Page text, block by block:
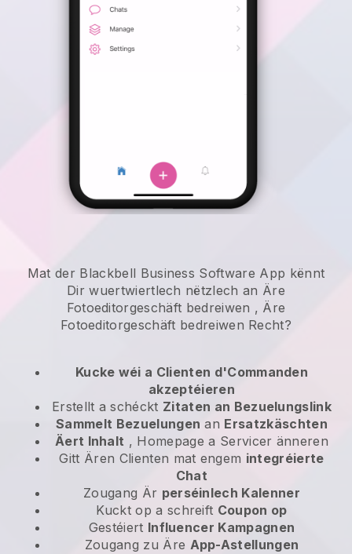
Mat der Blackbell Business Software App kënnt
Dir wuertwiertlech nëtzlech an Äre
Fotoeditorgeschäft bedreiwen , Äre
Fotoeditorgeschäft bedreiwen Recht?
Kucke wéi a Clienten d'Commanden
akzeptéieren
Erstellt a schéckt Zitaten an Bezuelungslink
Sammelt Bezuelungen an Ersatzkäschten
Äert Inhalt , Homepage a Servicer änneren
Gitt Ären Clienten mat engem integréierte
Chat
Zougang Är perséinlech Kalenner
Kuckt op a schreift Coupon op
Gestéiert Influencer Kampagnen
Zougang zu Äre App-Astellungen